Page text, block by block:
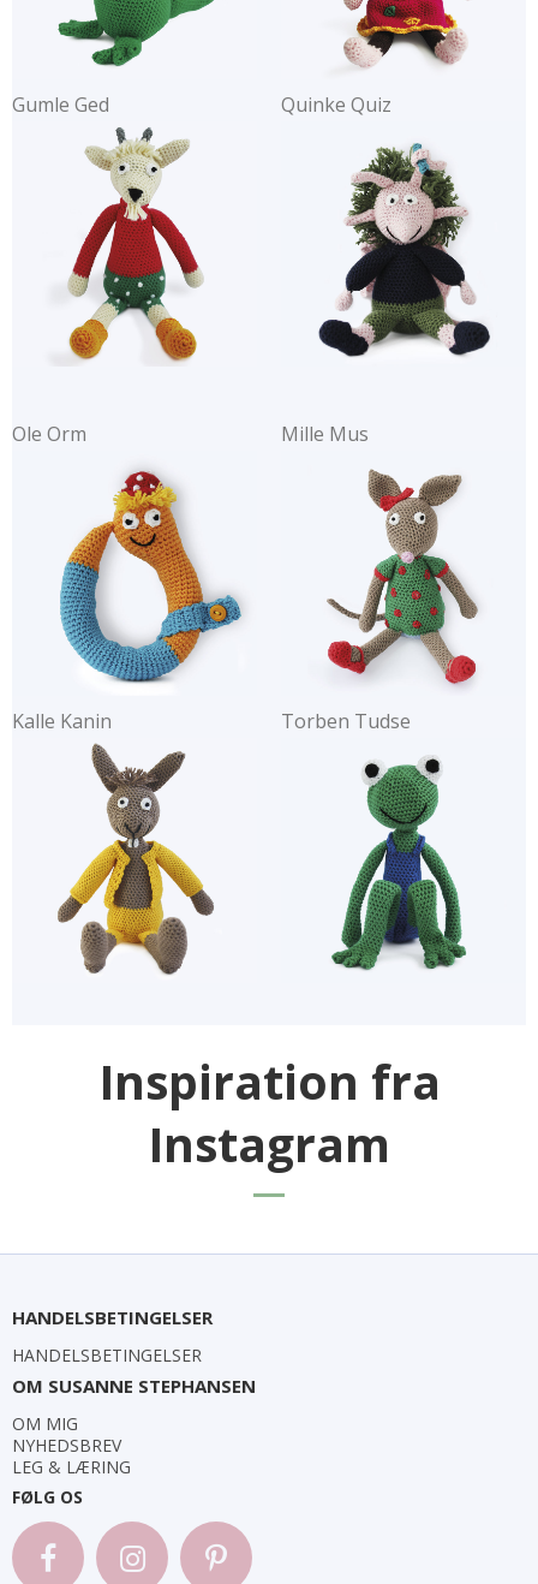
Gumle Ged Quinke Quiz
Ole Orm Mille Mus
Kalle Kanin Torben Tudse
Inspiration fra
Instagram
HANDELSBETINGELSER
HANDELSBETINGELSER
OM SUSANNE STEPHANSEN
OM MIG
NYHEDSBREV
LEG & LÆRING
FØLG OS